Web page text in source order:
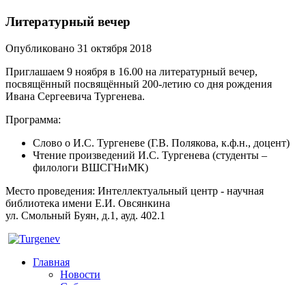
Литературный вечер
Опубликовано 31 октября 2018
Приглашаем 9 ноября в 16.00 на литературный вечер,
посвящённый посвящённый 200-летию со дня рождения
Ивана Сергеевича Тургенева.
Программа:
Слово о И.С. Тургеневе (Г.В. Полякова, к.ф.н., доцент)
Чтение произведений И.С. Тургенева (студенты –
филологи ВШСГНиМК)
Место проведения: Интеллектуальный центр - научная
библиотека имени Е.И. Овсянкина
ул. Смольный Буян, д.1, ауд. 402.1
Главная
Новости